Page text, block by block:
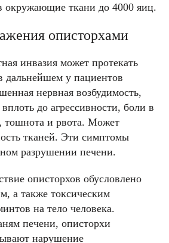
окружающие ткани до 4000 яиц.
описторхами
инвазия может протекать
дальнейшем у пациентов
нервная возбудимость,
до агрессивности, боли в
тошнота и рвота. Может
тканей. Эти симптомы
разрушении печени.
описторхов обусловлено
а также токсическим
на тело человека.
печени, описторхи
нарушение